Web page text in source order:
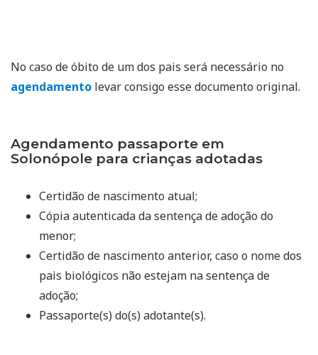
No caso de óbito de um dos pais será necessário no
agendamento levar consigo esse documento original.
Agendamento passaporte em
Solonópole para crianças adotadas
Certidão de nascimento atual;
Cópia autenticada da sentença de adoção do
menor;
Certidão de nascimento anterior, caso o nome dos
pais biológicos não estejam na sentença de
adoção;
Passaporte(s) do(s) adotante(s).